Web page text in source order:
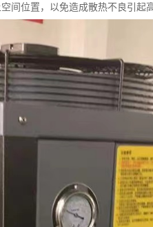
间位置，以免造成散热不良引起